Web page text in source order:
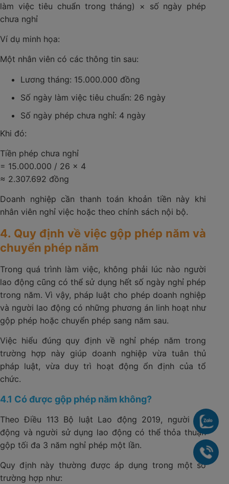
làm việc tiêu chuẩn trong tháng) × số ngày phép
chưa nghỉ
Ví dụ minh họa:
Một nhân viên có các thông tin sau:
Lương tháng: 15.000.000 đồng
Số ngày làm việc tiêu chuẩn: 26 ngày
Số ngày phép chưa nghỉ: 4 ngày
Khi đó:
Tiền phép chưa nghỉ
= 15.000.000 / 26 × 4
≈ 2.307.692 đồng
Doanh nghiệp cần thanh toán khoản tiền này khi
nhân viên nghỉ việc hoặc theo chính sách nội bộ.
4. Quy định về việc gộp phép năm và
chuyển phép năm
Trong quá trình làm việc, không phải lúc nào người
lao động cũng có thể sử dụng hết số ngày nghỉ phép
trong năm. Vì vậy, pháp luật cho phép doanh nghiệp
và người lao động có những phương án linh hoạt như
gộp phép hoặc chuyển phép sang năm sau.
Việc hiểu đúng quy định về nghỉ phép năm trong
trường hợp này giúp doanh nghiệp vừa tuân thủ
pháp luật, vừa duy trì hoạt động ổn định của tổ
chức.
4.1 Có được gộp phép năm không?
Theo Điều 113 Bộ luật Lao động 2019, người lao
động và người sử dụng lao động có thể thỏa thuận
gộp tối đa 3 năm nghỉ phép một lần.
Quy định này thường được áp dụng trong một số
trường hợp như: